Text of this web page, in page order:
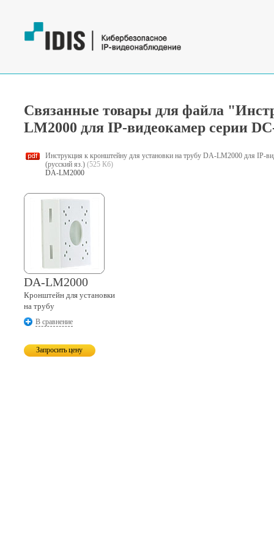
Связанные товары для файла
LM2000 для IP-видеокамер серии
Инструкция к кронштейну для установки на трубу DA-LM2000 для IP-
(русский яз.) (525 Кб)
DA-LM2000
DA-LM2000
Кронштейн для установки
на трубу
В сравнение
Запросить цену